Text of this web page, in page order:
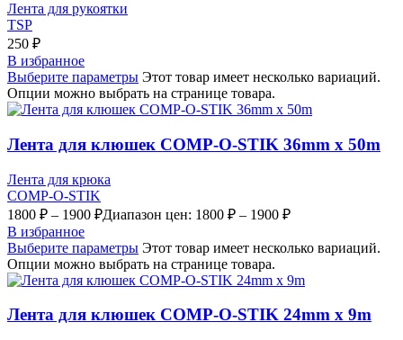
Лента для рукоятки
TSP
250 ₽
В избранное
Выберите параметры Этот товар имеет несколько вариаций.
Опции можно выбрать на странице товара.
Лента для клюшек COMP-O-STIK 36mm x 50m
Лента для крюка
COMP-O-STIK
1800 ₽ – 1900 ₽Диапазон цен: 1800 ₽ – 1900 ₽
В избранное
Выберите параметры Этот товар имеет несколько вариаций.
Опции можно выбрать на странице товара.
Лента для клюшек COMP-O-STIK 24mm x 9m